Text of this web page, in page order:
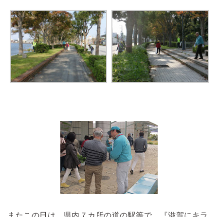
またこの日は、県内７カ所の道の駅等で、『滋賀にキラ